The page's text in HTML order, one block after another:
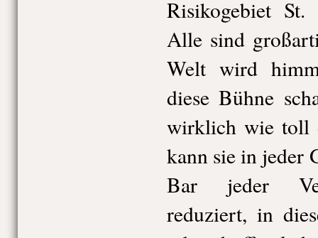
Risikogebiet
Alle sind
Welt wird
diese Bühne
wirklich wie toll
kann sie in jeder
Bar jeder
reduziert, in